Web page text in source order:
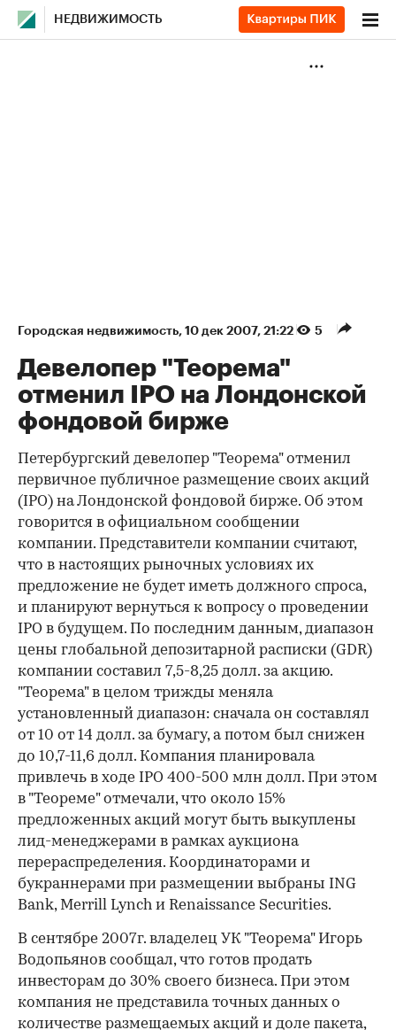
НЕДВИЖИМОСТЬ
Городская недвижимость⁠, 10 дек 2007, 21:22 5
Девелопер "Теорема"
отменил IPO на Лондонской
фондовой бирже
Петербургский девелопер "Теорема" отменил
первичное публичное размещение своих акций
(IPO) на Лондонской фондовой бирже. Об этом
говорится в официальном сообщении
компании. Представители компании считают,
что в настоящих рыночных условиях их
предложение не будет иметь должного спроса,
и планируют вернуться к вопросу о проведении
IPO в будущем. По последним данным, диапазон
цены глобальной депозитарной расписки (GDR)
компании составил 7,5-8,25 долл. за акцию.
"Теорема" в целом трижды меняла
установленный диапазон: сначала он составлял
от 10 от 14 долл. за бумагу, а потом был снижен
до 10,7-11,6 долл. Компания планировала
привлечь в ходе IPO 400-500 млн долл. При этом
в "Теореме" отмечали, что около 15%
предложенных акций могут быть выкуплены
лид-менеджерами в рамках аукциона
перераспределения. Координаторами и
букраннерами при размещении выбраны ING
Bank, Merrill Lynch и Renaissance Securities.
В сентябре 2007г. владелец УК "Теорема" Игорь
Водопьянов сообщал, что готов продать
инвесторам до 30% своего бизнеса. При этом
компания не представила точных данных о
количестве размещаемых акций и доле пакета,